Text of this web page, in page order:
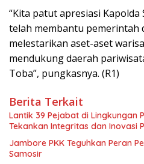
“Kita patut apresiasi
telah membantu pemerintah
melestarikan aset-aset
mendukung daerah
Toba”, pungkasnya. (R1)
Berita Terkait
Lantik 39 Pejabat di Lingkungan
Tekankan Integritas dan Inovasi
Jambore PKK Teguhkan Peran
Samosir